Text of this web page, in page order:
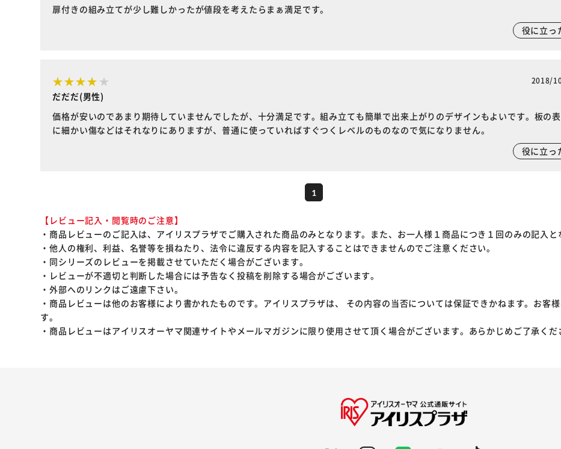
扉付きの組み立てが少し難しかったが値段を考えたらまぁ満足です。
役に立っ
2018/
だだだ(男性)
価格が安いのであまり期待していませんでしたが、十分満足です。組み立ても簡単で出来上がりのデザインもよいです。板の
に細かい傷などはそれなりにありますが、普通に使っていればすぐつくレベルのものなので気になりません。
役に立っ
1
【レビュー記入・閲覧時のご注意】
・商品レビューのご記入は、アイリスプラザでご購入された商品のみとなります。また、お一人様１商品につき１回のみの記入と
・他人の権利、利益、名誉等を損ねたり、法令に違反する内容を記入することはできませんのでご注意ください。
・同シリーズのレビューを掲載させていただく場合がございます。
・レビューが不適切と判断した場合には予告なく投稿を削除する場合がございます。
・外部へのリンクはご遠慮下さい。
・商品レビューは他のお客様により書かれたものです。アイリスプラザは、 その内容の当否については保証できかねます。お客
す。
・商品レビューはアイリスオーヤマ関連サイトやメールマガジンに限り使用させて頂く場合がございます。あらかじめご了承くだ